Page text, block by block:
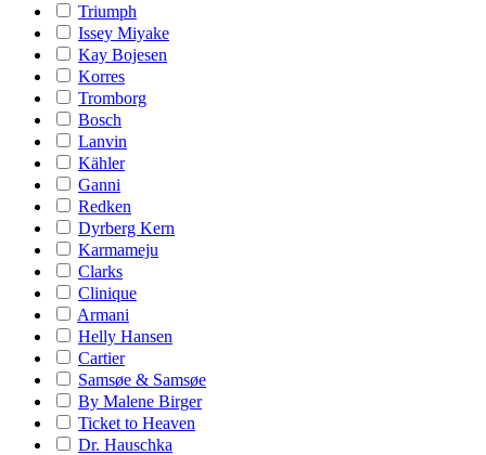
Triumph
Issey Miyake
Kay Bojesen
Korres
Tromborg
Bosch
Lanvin
Kähler
Ganni
Redken
Dyrberg Kern
Karmameju
Clarks
Clinique
Armani
Helly Hansen
Cartier
Samsøe & Samsøe
By Malene Birger
Ticket to Heaven
Dr. Hauschka